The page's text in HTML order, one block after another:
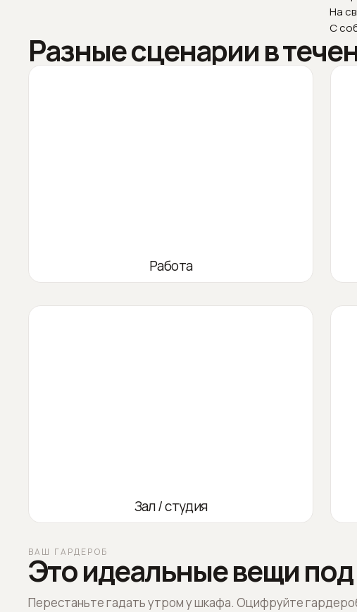
На
С
Разные сценарии в
Работа
Зал / студия
ВАШ ГАРДЕРОБ
Это идеальные вещи
Перестаньте гадать утром у шкафа. Оцифруйте